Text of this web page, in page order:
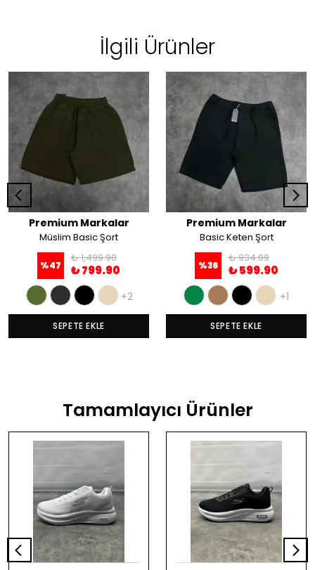
İlgili Ürünler
Premium Markalar
Müslim Basic Şort
%47
₺ 1,499.90
₺ 799.90
+2
SEPETE EKLE
Premium Markalar
Basic Keten Şort
%36
₺ 934.89
₺ 599.90
+1
SEPETE EKLE
Tamamlayıcı Ürünler